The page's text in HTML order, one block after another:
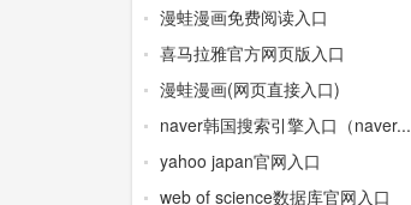
漫蛙漫画免费阅读入口
喜马拉雅官方网页版入口
漫蛙漫画(网页直接入口)
naver韩国搜索引擎入口（naver...
yahoo japan官网入口
web of science数据库官网入口